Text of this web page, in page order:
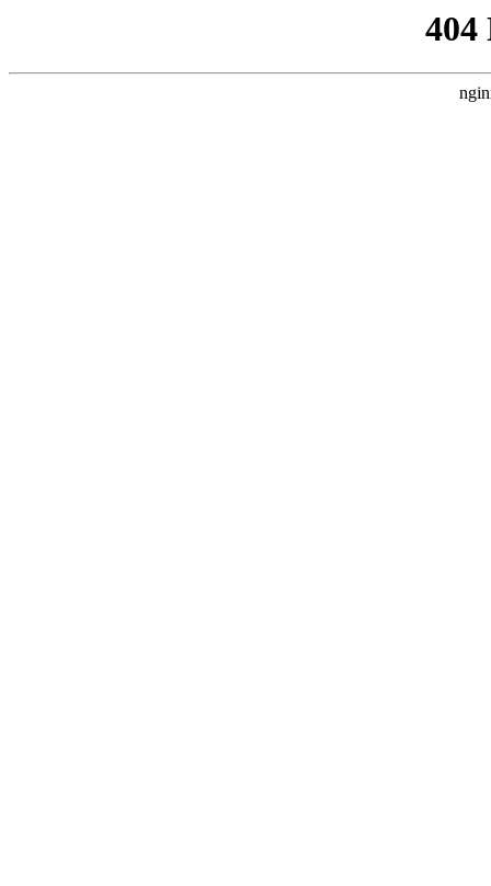
404